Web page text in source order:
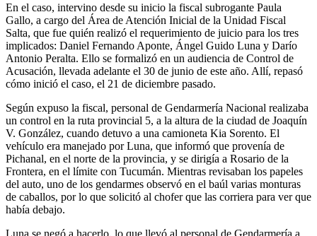
En el caso, intervino desde su inicio la fiscal subrogante Paula
Gallo, a cargo del Área de Atención Inicial de la Unidad Fiscal
Salta, que fue quién realizó el requerimiento de juicio para los tres
implicados: Daniel Fernando Aponte, Ángel Guido Luna y Darío
Antonio Peralta. Ello se formalizó en un audiencia de Control de
Acusación, llevada adelante el 30 de junio de este año. Allí, repasó
cómo inició el caso, el 21 de diciembre pasado.
Según expuso la fiscal, personal de Gendarmería Nacional realizaba
un control en la ruta provincial 5, a la altura de la ciudad de Joaquín
V. González, cuando detuvo a una camioneta Kia Sorento. El
vehículo era manejado por Luna, que informó que provenía de
Pichanal, en el norte de la provincia, y se dirigía a Rosario de la
Frontera, en el límite con Tucumán. Mientras revisaban los papeles
del auto, uno de los gendarmes observó en el baúl varias monturas
de caballos, por lo que solicitó al chofer que las corriera para ver que
había debajo.
Luna se negó a hacerlo, lo que llevó al personal de Gendarmería a